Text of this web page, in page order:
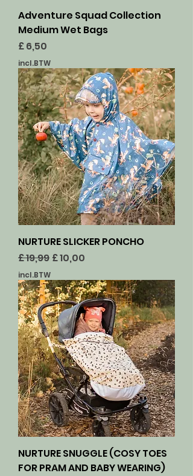
Adventure Squad Collection
Medium Wet Bags
Prijs
£ 6,50
incl.BTW
NURTURE SLICKER PONCHO
Normale prijs
£ 19,99 Verkoopprijs
£ 10,00
incl.BTW
NURTURE SNUGGLE (COSY TOES
FOR PRAM AND BABY WEARING)